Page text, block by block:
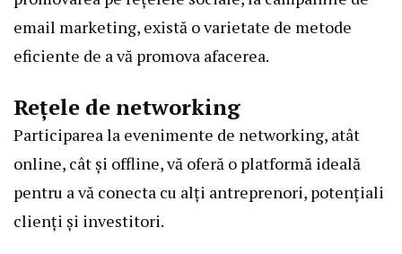
email marketing, există o varietate de metode
eficiente de a vă promova afacerea.
Rețele de networking
Participarea la evenimente de networking, atât
online, cât și offline, vă oferă o platformă ideală
pentru a vă conecta cu alți antreprenori, potențiali
clienți și investitori.